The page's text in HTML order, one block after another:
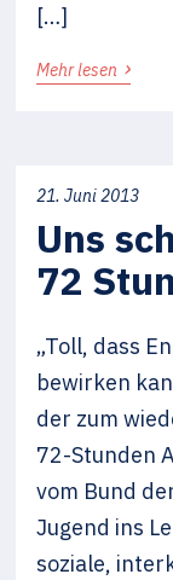
[…]
Mehr lesen ›
21. Juni 2013
Uns
72
„Toll, dass
bewirken
der zum
72-Stunden
vom Bund
Jugend ins
soziale,